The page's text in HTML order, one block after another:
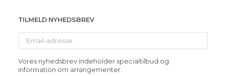
TILMELD NYHEDSBREV
adresse
Vores nyhedsbrev indeholder specialtilbud og
information om arrangementer.